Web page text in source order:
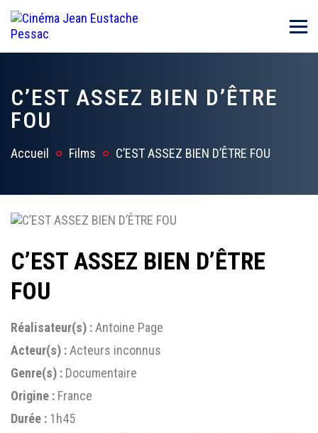
C’EST ASSEZ BIEN D’ÊTRE
FOU
Accueil Films C’EST ASSEZ BIEN D’ÊTRE FOU
C’EST ASSEZ BIEN D’ÊTRE
FOU
Réalisateur(s) :Antoine Page
Acteur(s) :Acteurs inconnus
Genre(s) : Documentaire
Origine : France
Durée : 1h45